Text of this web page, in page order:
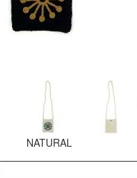
NATURAL